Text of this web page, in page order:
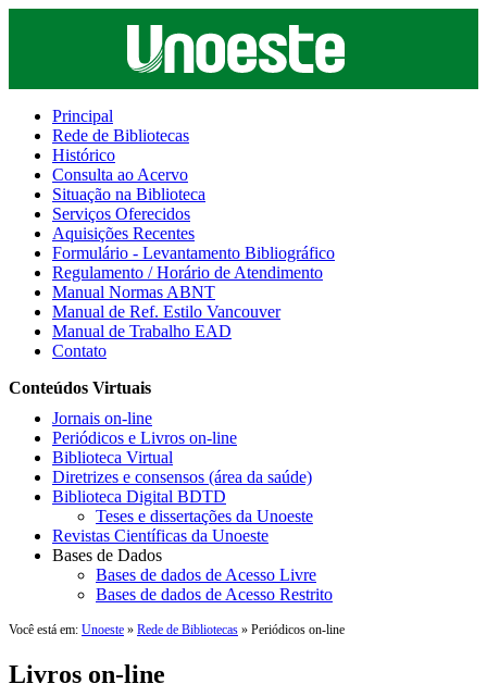
Principal
Rede de Bibliotecas
Histórico
Consulta ao Acervo
Situação na Biblioteca
Serviços Oferecidos
Aquisições Recentes
Formulário - Levantamento Bibliográfico
Regulamento / Horário de Atendimento
Manual Normas ABNT
Manual de Ref. Estilo Vancouver
Manual de Trabalho EAD
Contato
Conteúdos Virtuais
Jornais on-line
Periódicos e Livros on-line
Biblioteca Virtual
Diretrizes e consensos (área da saúde)
Biblioteca Digital BDTD
Teses e dissertações da Unoeste
Revistas Científicas da Unoeste
Bases de Dados
Bases de dados de Acesso Livre
Bases de dados de Acesso Restrito
Você está em: Unoeste » Rede de Bibliotecas » Periódicos on-line
Livros on-line